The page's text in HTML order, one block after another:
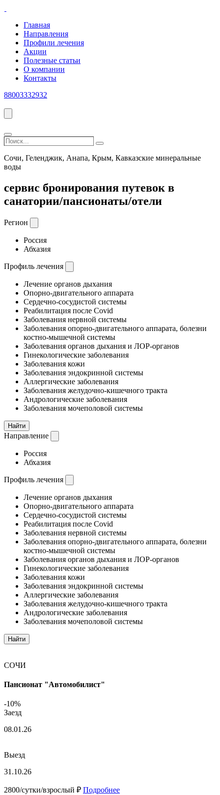
Главная
Направления
Профили лечения
Акции
Полезные статьи
О компании
Контакты
88003332932
Поиск...
Search
Сочи, Геленджик, Анапа, Крым, Кавказские минеральные
воды
сервис бронирования путевок в
санатории/пансионаты/отели
Регион
Россия
Абхазия
Профиль лечения
Лечение органов дыхания
Опорно-двигательного аппарата
Сердечно-сосудистой системы
Реабилитация после Covid
Заболевания нервной системы
Заболевания опорно-двигательного аппарата, болезни
костно-мышечной системы
Заболевания органов дыхания и ЛОР-органов
Гинекологические заболевания
Заболевания кожи
Заболевания эндокринной системы
Аллергические заболевания
Заболевания желудочно-кишечного тракта
Андрологические заболевания
Заболевания мочеполовой системы
Найти
Направление
Россия
Абхазия
Профиль лечения
Лечение органов дыхания
Опорно-двигательного аппарата
Сердечно-сосудистой системы
Реабилитация после Covid
Заболевания нервной системы
Заболевания опорно-двигательного аппарата, болезни
костно-мышечной системы
Заболевания органов дыхания и ЛОР-органов
Гинекологические заболевания
Заболевания кожи
Заболевания эндокринной системы
Аллергические заболевания
Заболевания желудочно-кишечного тракта
Андрологические заболевания
Заболевания мочеполовой системы
Найти
СОЧИ
Пансионат "Автомобилист"
-10%
Заезд
08.01.26
Выезд
31.10.26
2800/сутки/взрослый ₽ Подробнее